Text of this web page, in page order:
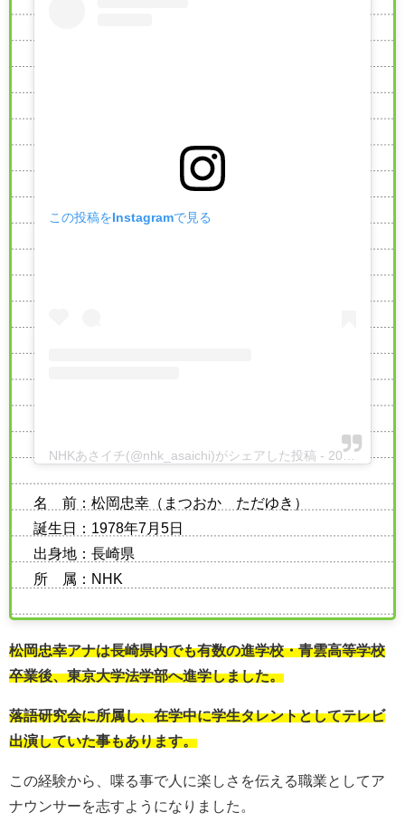
この投稿をInstagramで見る
NHKあさイチ(@nhk_asaichi)がシェアした投稿 - 2020年 3月月26日午後8時43分PDT
名 前：松岡忠幸（まつおか ただゆき）
誕生日：1978年7月5日
出身地：長崎県
所 属：NHK
松岡忠幸アナは長崎県内でも有数の進学校・青雲高等学校
卒業後、東京大学法学部へ進学しました。
落語研究会に所属し、在学中に学生タレントとしてテレビ
出演していた事もあります。
この経験から、喋る事で人に楽しさを伝える職業としてア
ナウンサーを志すようになりました。